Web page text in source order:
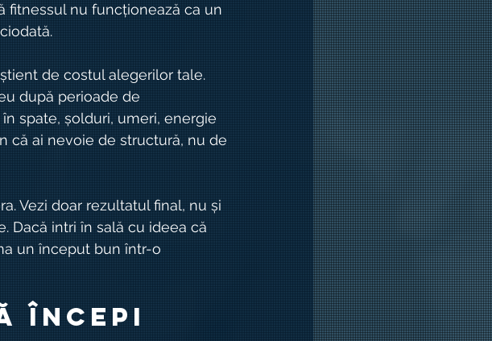
fitnessul nu funcționează ca un
de costul alegerilor tale.
după perioade de
spate, șolduri, umeri, energie
că ai nevoie de structură, nu de
Vezi doar rezultatul final, nu și
Dacă intri în sală cu ideea că
un început bun într-o
începi